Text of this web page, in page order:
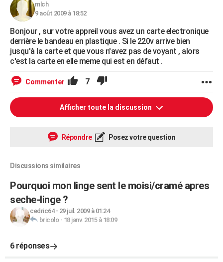
mlch
9 août 2009 à 18:52
Bonjour , sur votre appreil vous avez un carte electronique
derrière le bandeau en plastique . Si le 220v arrive bien
jusqu'à la carte et que vous n'avez pas de voyant , alors
c'est la carte en elle meme qui est en défaut .
Commenter 7
Afficher toute la discussion
Répondre Posez votre question
Discussions similaires
Pourquoi mon linge sent le moisi/cramé apres
seche-linge ?
cedric64- 29 juil. 2009 à 01:24
bricolo- 18 janv. 2015 à 18:09
6 réponses